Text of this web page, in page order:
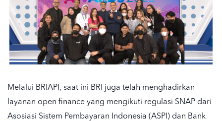
Melalui BRIAPI, saat ini BRI juga telah menghadirkan
layanan open finance yang mengikuti regulasi SNAP dari
Asosiasi Sistem Pembayaran Indonesia (ASPI) dan Bank